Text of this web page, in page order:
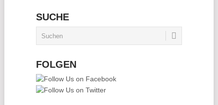
SUCHE
FOLGEN